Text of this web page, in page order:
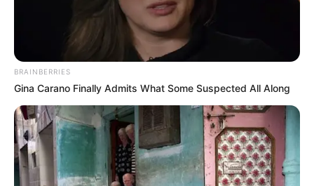
Закарпатті батьки, які втратили
п’ятимісячного сина,
звинувачують лікарів у
халатності
СІЧ 29, 2026
BRAINBERRIES
Gina Carano Finally Admits What Some Suspected All Along